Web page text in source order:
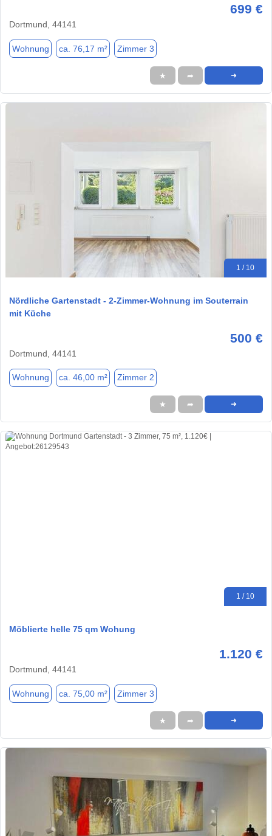
699 €
Dortmund, 44141
Wohnung ca. 76,17 m² Zimmer 3
★ ➦ ➜
1 / 10
Nördliche Gartenstadt - 2-Zimmer-Wohnung im Souterrain
mit Küche
500 €
Dortmund, 44141
Wohnung ca. 46,00 m² Zimmer 2
★ ➦ ➜
1 / 10
Möblierte helle 75 qm Wohung
1.120 €
Dortmund, 44141
Wohnung ca. 75,00 m² Zimmer 3
★ ➦ ➜